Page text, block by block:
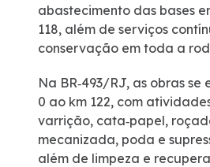
abastecimento das bases
118, além de serviços
conservação em toda a
Na BR‑493/RJ, as obras se
0 ao km 122, com
varrição, cata‑papel,
mecanizada, poda e
além de limpeza e